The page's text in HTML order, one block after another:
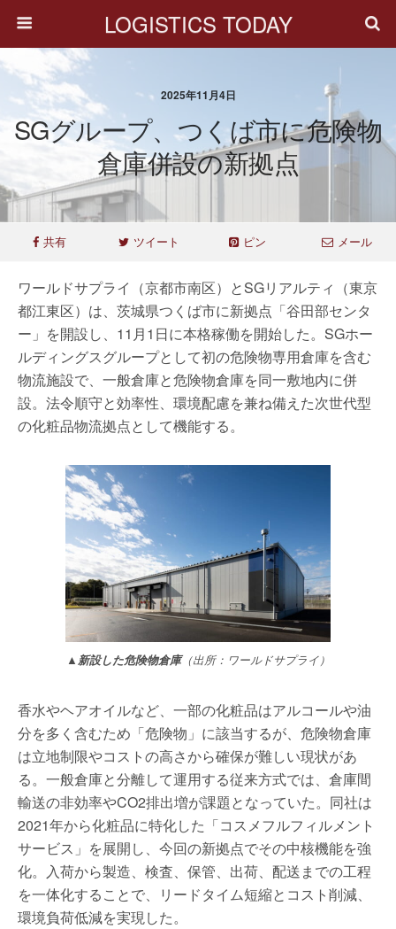
LOGISTICS TODAY
2025年11月4日
SGグループ、つくば市に危険物
倉庫併設の新拠点
共有 ツイート ピン メール
ワールドサプライ（京都市南区）とSGリアルティ（東京
都江東区）は、茨城県つくば市に新拠点「谷田部センタ
ー」を開設し、11月1日に本格稼働を開始した。SGホー
ルディングスグループとして初の危険物専用倉庫を含む
物流施設で、一般倉庫と危険物倉庫を同一敷地内に併
設。法令順守と効率性、環境配慮を兼ね備えた次世代型
の化粧品物流拠点として機能する。
▲新設した危険物倉庫（出所：ワールドサプライ）
香水やヘアオイルなど、一部の化粧品はアルコールや油
分を多く含むため「危険物」に該当するが、危険物倉庫
は立地制限やコストの高さから確保が難しい現状があ
る。一般倉庫と分離して運用する従来方式では、倉庫間
輸送の非効率やCO2排出増が課題となっていた。同社は
2021年から化粧品に特化した「コスメフルフィルメント
サービス」を展開し、今回の新拠点でその中核機能を強
化。入荷から製造、検査、保管、出荷、配送までの工程
を一体化することで、リードタイム短縮とコスト削減、
環境負荷低減を実現した。